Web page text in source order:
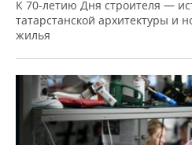
К 70-летию Дня строителя —
татарстанской архитектуры и
жилья